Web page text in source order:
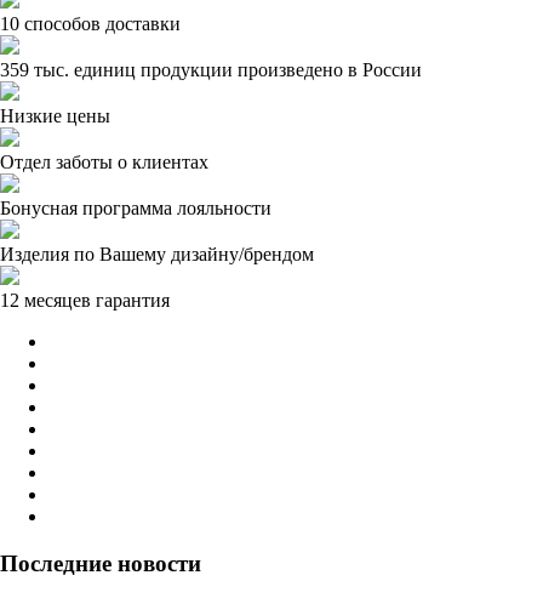
10 способов доставки
359 тыс. единиц продукции произведено в России
Низкие цены
Отдел заботы о клиентах
Бонусная программа лояльности
Изделия по Вашему дизайну/брендом
12 месяцев гарантия
Последние новости